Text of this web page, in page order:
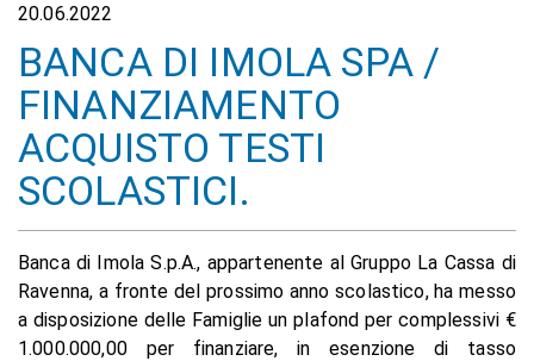
20.06.2022
BANCA DI IMOLA SPA /
FINANZIAMENTO
ACQUISTO TESTI
SCOLASTICI.
Banca di Imola S.p.A., appartenente al Gruppo La Cassa di
Ravenna, a fronte del prossimo anno scolastico, ha messo
a disposizione delle Famiglie un plafond per complessivi €
1.000.000,00 per finanziare, in esenzione di tasso